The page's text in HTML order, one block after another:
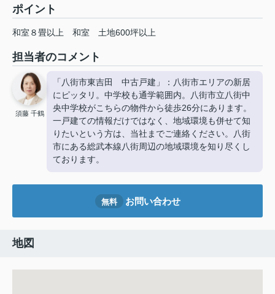
ポイント
和室８畳以上 和室 土地600坪以上
担当者のコメント
須藤 千鶴
「八街市東吉田 中古戸建」：八街市エリアの新居
にピッタリ。中学校も通学範囲内。八街市立八街中
央中学校がこちらの物件から徒歩26分にあります。
一戸建ての情報だけではなく、地域環境も併せて知
りたいという方は、当社までご連絡ください。八街
市にある総武本線八街周辺の地域環境を知り尽くし
ております。
無料 お問い合わせ
地図